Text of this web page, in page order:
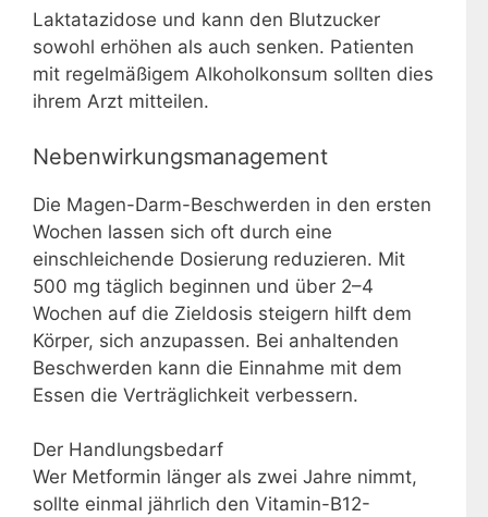
Laktatazidose und kann den Blutzucker
sowohl erhöhen als auch senken. Patienten
mit regelmäßigem Alkoholkonsum sollten dies
ihrem Arzt mitteilen.
Nebenwirkungsmanagement
Die Magen-Darm-Beschwerden in den ersten
Wochen lassen sich oft durch eine
einschleichende Dosierung reduzieren. Mit
500 mg täglich beginnen und über 2–4
Wochen auf die Zieldosis steigern hilft dem
Körper, sich anzupassen. Bei anhaltenden
Beschwerden kann die Einnahme mit dem
Essen die Verträglichkeit verbessern.
Der Handlungsbedarf
Wer Metformin länger als zwei Jahre nimmt,
sollte einmal jährlich den Vitamin-B12-